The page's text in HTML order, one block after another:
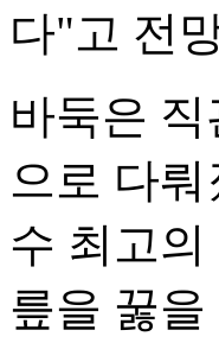
다"고 전
바둑은
으로 다
수 최고
릎을 꿇